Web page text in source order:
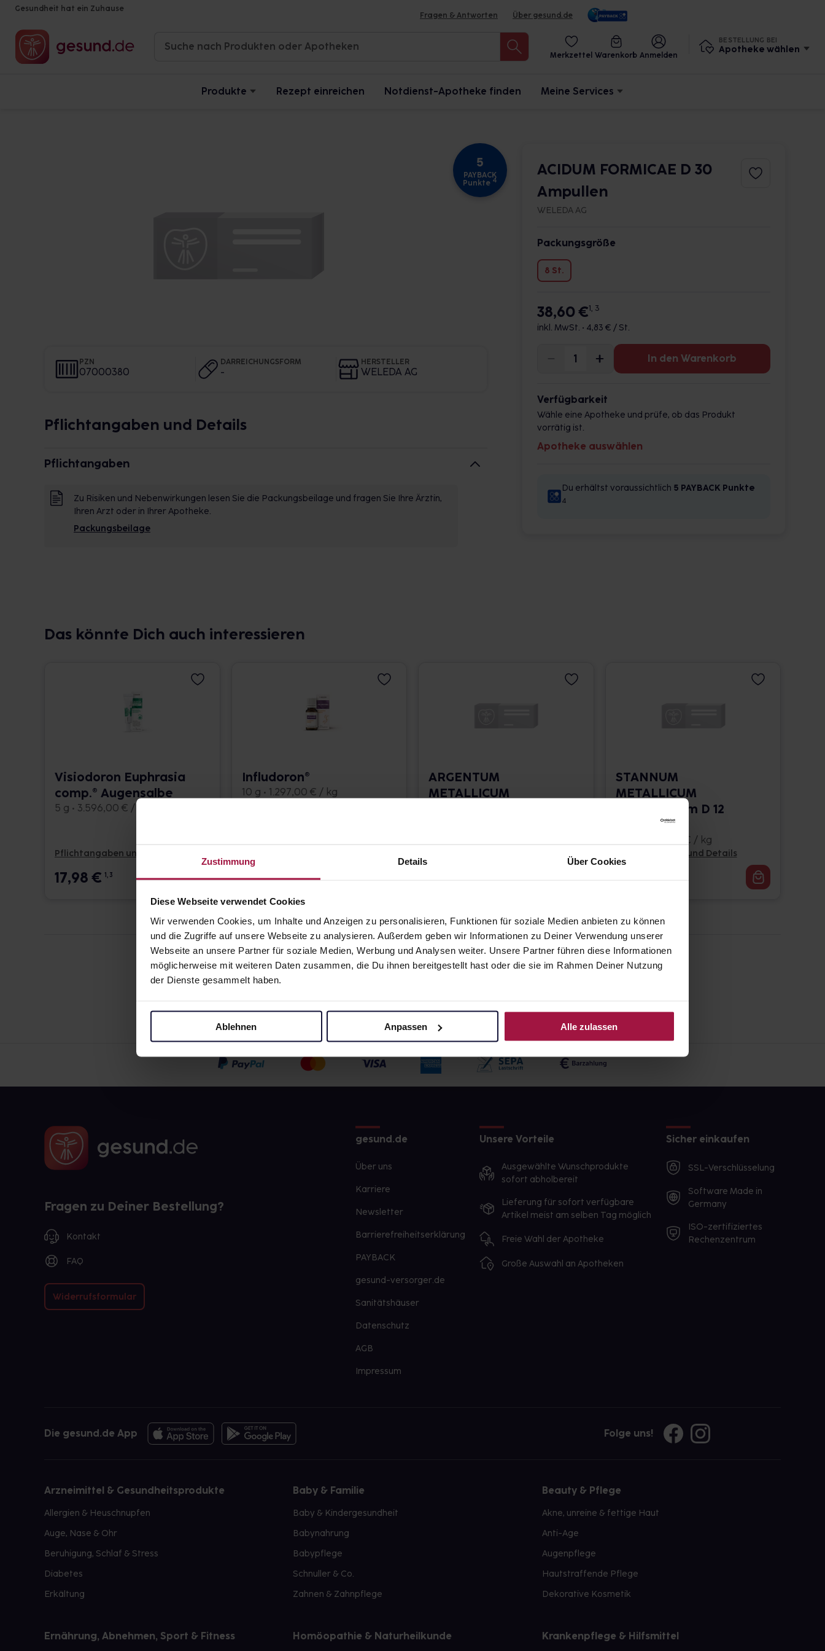
Zustimmung Details Über Cookies
Diese Webseite verwendet Cookies
Wir verwenden Cookies, um Inhalte und Anzeigen zu personalisieren, Funktionen für soziale Medien anbieten zu können
und die Zugriffe auf unsere Webseite zu analysieren. Außerdem geben wir Informationen zu Deiner Verwendung unserer
Webseite an unsere Partner für soziale Medien, Werbung und Analysen weiter. Unsere Partner führen diese Informationen
möglicherweise mit weiteren Daten zusammen, die Du ihnen bereitgestellt hast oder die sie im Rahmen Deiner Nutzung
der Dienste gesammelt haben.
Ablehnen Anpassen Alle zulassen
Gesundheit hat ein Zuhause
Fragen & Antworten Über gesund.de
Merkzettel Warenkorb Anmelden
BESTELLUNG BEI
Apotheke wählen
Produkte Rezept einreichen Notdienst-Apotheke finden Meine Services
5
PAYBACK
Punkte 4
PZN
07000380
DARREICHUNGSFORM
-
HERSTELLER
WELEDA AG
Pflichtangaben und Details
Pflichtangaben
Zu Risiken und Nebenwirkungen lesen Sie die Packungsbeilage und fragen Sie Ihre Ärztin,
Ihren Arzt oder in Ihrer Apotheke.
Packungsbeilage
ACIDUM FORMICAE D 30
Ampullen
WELEDA AG
Packungsgröße
8 St.
38,60 €1, 3
inkl. MwSt. • 4,83 € / St.
In den Warenkorb
Verfügbarkeit
Wähle eine Apotheke und prüfe, ob das Produkt
vorrätig ist.
Apotheke auswählen
Du erhältst voraussichtlich 5 PAYBACK Punkte
4
Das könnte Dich auch interessieren
Visiodoron Euphrasia
comp.® Augensalbe
5 g • 3.596,00 € / kg
Pflichtangaben und Details
17,98€ 1, 3
Infludoron®
10 g • 1.297,00 € / kg
12,97€
ARGENTUM
METALLICUM
STANNUM
METALLICUM
praeparatum D 12
Trituration
20 g • 1.774,50 € / kg
Pflichtangaben und Details
Fragen zu Deiner Bestellung?
Kontakt
FAQ
Widerrufsformular
gesund.de
Über uns
Karriere
Newsletter
Barrierefreiheitserklärung
PAYBACK
gesund-versorger.de
Sanitätshäuser
Datenschutz
AGB
Impressum
Unsere Vorteile
Ausgewählte Wunschprodukte
sofort abholbereit
Lieferung für sofort verfügbare
Artikel meist am selben Tag möglich
Freie Wahl der Apotheke
Große Auswahl an Apotheken
Sicher einkaufen
SSL-Verschlüsselung
Software Made in
Germany
ISO-zertifiziertes
Rechenzentrum
Die gesund.de App Folge uns!
Arzneimittel & Gesundheitsprodukte
Allergien & Heuschnupfen
Auge, Nase & Ohr
Beruhigung, Schlaf & Stress
Diabetes
Erkältung
Baby & Familie
Baby & Kindergesundheit
Babynahrung
Babypflege
Schnuller & Co.
Zahnen & Zahnpflege
Beauty & Pflege
Akne, unreine & fettige Haut
Anti-Age
Augenpflege
Hautstraffende Pflege
Dekorative Kosmetik
Ernährung, Abnehmen, Sport & Fitness Homöopathie & Naturheilkunde Krankenpflege & Hilfsmittel